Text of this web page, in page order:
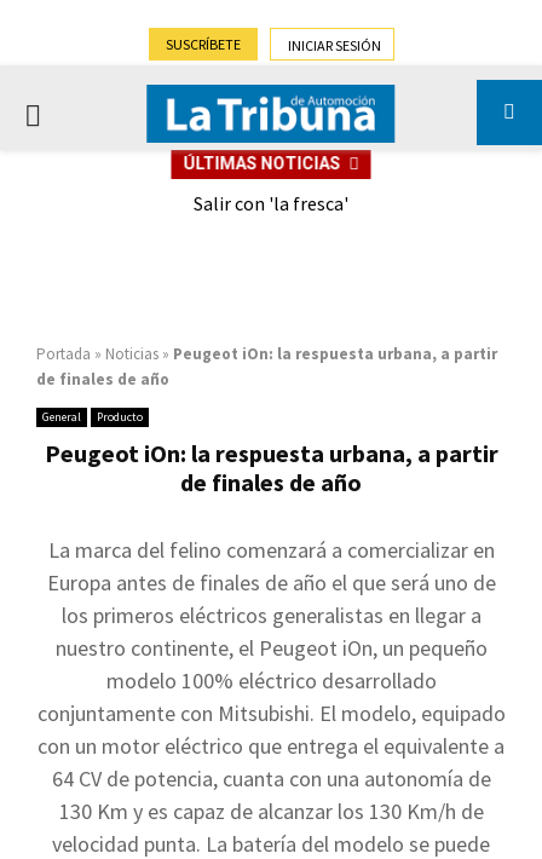
SUSCRÍBETE INICIAR SESIÓN
PRIMARY
ÚLTIMAS NOTICIAS
Salir con 'la fresca'
Portada » Noticias » Peugeot iOn: la respuesta urbana, a partir
de finales de año
General Producto
Peugeot iOn: la respuesta urbana, a partir
de finales de año
La marca del felino comenzará a comercializar en
Europa antes de finales de año el que será uno de
los primeros eléctricos generalistas en llegar a
nuestro continente, el Peugeot iOn, un pequeño
modelo 100% eléctrico desarrollado
conjuntamente con Mitsubishi. El modelo, equipado
con un motor eléctrico que entrega el equivalente a
64 CV de potencia, cuanta con una autonomía de
130 Km y es capaz de alcanzar los 130 Km/h de
velocidad punta. La batería del modelo se puede